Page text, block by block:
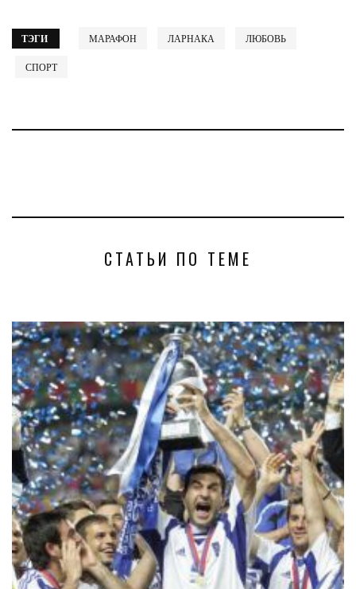
ТЭГИ МАРАФОН ЛАРНАКА ЛЮБОВЬ
СПОРТ
СТАТЬИ ПО ТЕМЕ